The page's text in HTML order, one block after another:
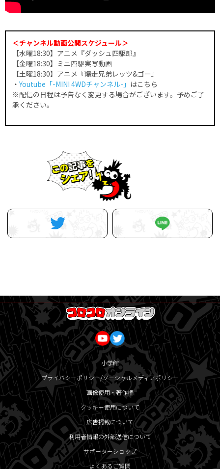
＜チャンネル動画公開スケジュール＞
【水曜18:30】アニメ『ダッシュ四駆郎』
【金曜18:30】ミニ四駆実写動画
【土曜18:30】アニメ『爆走兄弟レッツ&ゴー』
・ Youtube「-MINI 4WDチャンネル-」 はこちら
※配信の日程は予告なく変更する場合がございます。予めご了
承ください。
小学館
プライバシーポリシー/ソーシャルメディアポリシー
画像使用・著作権
クッキー使用について
広告掲載について
利用者情報の外部送信について
サポーターショップ
よくあるご質問